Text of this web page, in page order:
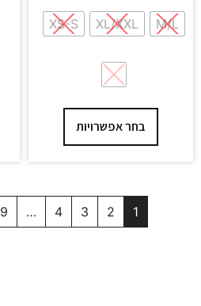
M/L
XL/XXL
XS-S
בחר אפשרויות
1
2
3
4
…
9